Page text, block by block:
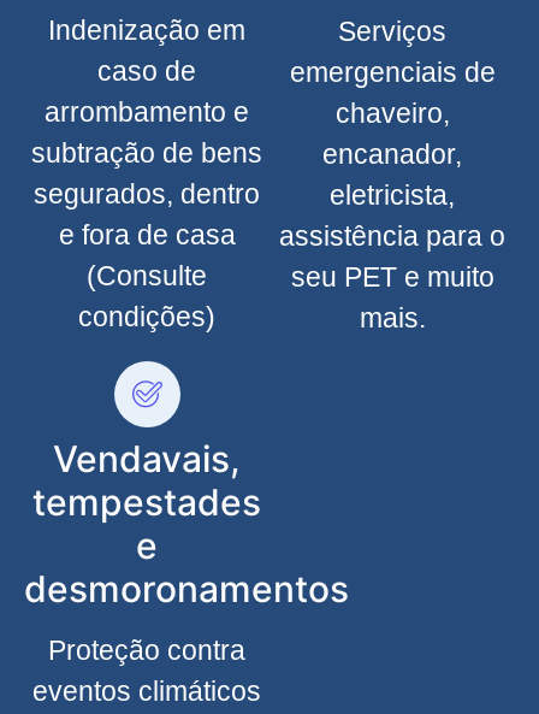
Indenização em
caso de
arrombamento e
subtração de bens
segurados, dentro
e fora de casa
(Consulte
condições)
Vendavais,
tempestades
e
desmoronamentos
Proteção contra
eventos climáticos
Serviços
emergenciais de
chaveiro,
encanador,
eletricista,
assistência para o
seu PET e muito
mais.